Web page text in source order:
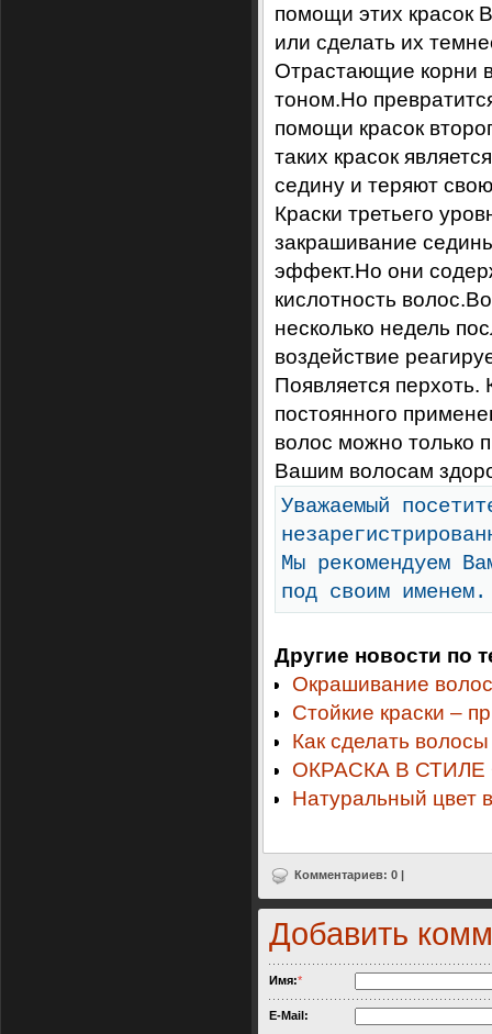
помощи этих красок
или сделать их
Отрастающие корни
тоном.Но
помощи красок
таких красок
седину и теряют
Краски третьего
закрашивание
эффект.Но они
кислотность
несколько недель
воздействие
Появляется
постоянного
волос можно только
Вашим волосам
Уважаемый
Мы рекомендуем
под своим именем.
Другие новости по
Окрашивание
Стойкие краски –
Как сделать
ОКРАСКА В
Натуральный цвет
Комментариев: 0 |
Добавить
Имя:*
E-Mail: